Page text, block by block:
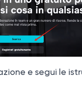
e segui le